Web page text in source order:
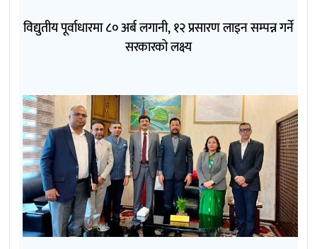
विद्युतीय पूर्वाधारमा ८० अर्ब लगानी, १२ प्रसारण लाइन सम्पन्न गर्ने
सरकारको लक्ष्य